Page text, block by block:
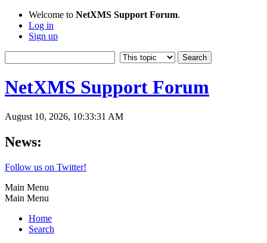
Welcome to NetXMS Support Forum.
Log in
Sign up
NetXMS Support Forum
August 10, 2026, 10:33:31 AM
News:
Follow us on Twitter!
Main Menu
Main Menu
Home
Search